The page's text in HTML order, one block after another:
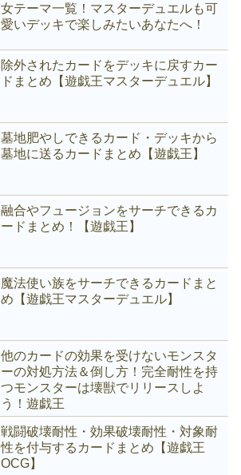
女テーマ一覧！マスターデュエルも可
愛いデッキで楽しみたいあなたへ！
除外されたカードをデッキに戻すカー
ドまとめ【遊戯王マスターデュエル】
墓地肥やしできるカード・デッキから
墓地に送るカードまとめ【遊戯王】
融合やフュージョンをサーチできるカ
ードまとめ！【遊戯王】
魔法使い族をサーチできるカードまと
め【遊戯王マスターデュエル】
他のカードの効果を受けないモンスタ
ーの対処方法＆倒し方！完全耐性を持
つモンスターは壊獣でリリースしよ
う！遊戯王
戦闘破壊耐性・効果破壊耐性・対象耐
性を付与するカードまとめ【遊戯王
OCG】